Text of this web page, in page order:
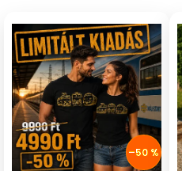
Teuerste
Meistverkauft
Alphabetisch
–50 %